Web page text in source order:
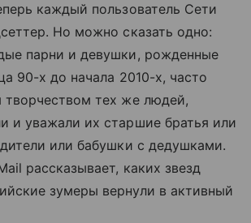
каждый пользователь Сети
Но можно сказать одно:
парни и девушки, рожденные
90-х до начала 2010-х, часто
творчеством тех же людей,
и уважали их старшие братья или
или бабушки с дедушками.
рассказывает, каких звезд
зумеры вернули в активный